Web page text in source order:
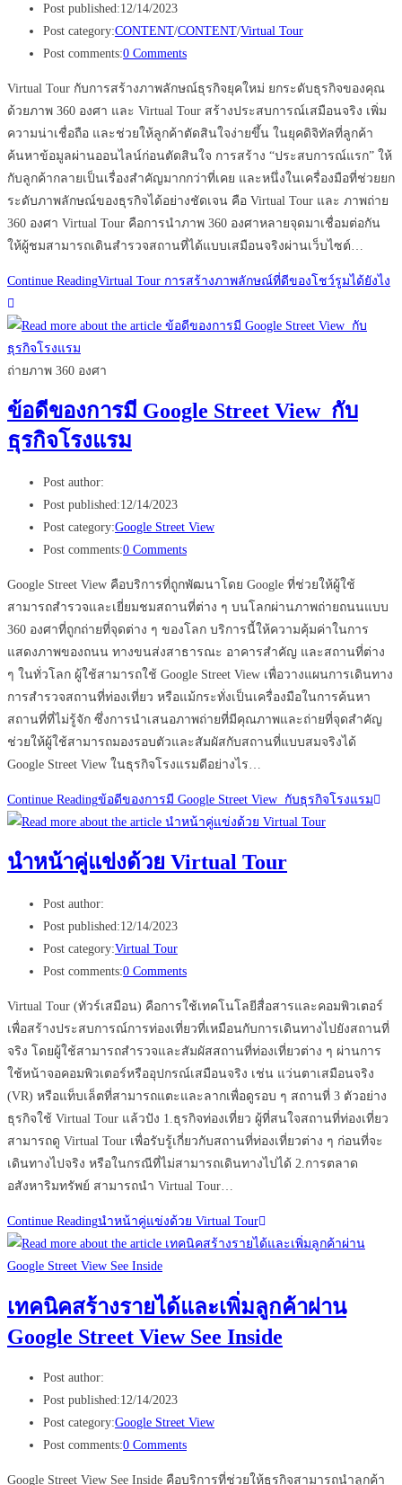
Post published:12/14/2023
Post category:CONTENT/CONTENT/Virtual Tour
Post comments:0 Comments
Virtual Tour กับการสร้างภาพลักษณ์ธุรกิจยุคใหม่ ยกระดับธุรกิจของคุณ
ด้วยภาพ 360 องศา และ Virtual Tour สร้างประสบการณ์เสมือนจริง เพิ่ม
ความน่าเชื่อถือ และช่วยให้ลูกค้าตัดสินใจง่ายขึ้น ในยุคดิจิทัลที่ลูกค้า
ค้นหาข้อมูลผ่านออนไลน์ก่อนตัดสินใจ การสร้าง “ประสบการณ์แรก” ให้
กับลูกค้ากลายเป็นเรื่องสำคัญมากกว่าที่เคย และหนึ่งในเครื่องมือที่ช่วยยก
ระดับภาพลักษณ์ของธุรกิจได้อย่างชัดเจน คือ Virtual Tour และ ภาพถ่าย
360 องศา Virtual Tour คือการนำภาพ 360 องศาหลายจุดมาเชื่อมต่อกัน
ให้ผู้ชมสามารถเดินสำรวจสถานที่ได้แบบเสมือนจริงผ่านเว็บไซต์…
Continue ReadingVirtual Tour การสร้างภาพลักษณ์ที่ดีของโชว์รูมได้ยังไง
ถ่ายภาพ 360 องศา
ข้อดีของการมี Google Street View กับ
ธุรกิจโรงแรม
Post author:
Post published:12/14/2023
Post category:Google Street View
Post comments:0 Comments
Google Street View คือบริการที่ถูกพัฒนาโดย Google ที่ช่วยให้ผู้ใช้
สามารถสำรวจและเยี่ยมชมสถานที่ต่าง ๆ บนโลกผ่านภาพถ่ายถนนแบบ
360 องศาที่ถูกถ่ายที่จุดต่าง ๆ ของโลก บริการนี้ให้ความคุ้มค่าในการ
แสดงภาพของถนน ทางขนส่งสาธารณะ อาคารสำคัญ และสถานที่ต่าง
ๆ ในทั่วโลก ผู้ใช้สามารถใช้ Google Street View เพื่อวางแผนการเดินทาง
การสำรวจสถานที่ท่องเที่ยว หรือแม้กระทั่งเป็นเครื่องมือในการค้นหา
สถานที่ที่ไม่รู้จัก ซึ่งการนำเสนอภาพถ่ายที่มีคุณภาพและถ่ายที่จุดสำคัญ
ช่วยให้ผู้ใช้สามารถมองรอบตัวและสัมผัสกับสถานที่แบบสมจริงได้
Google Street View ในธุรกิจโรงแรมดีอย่างไร…
Continue Readingข้อดีของการมี Google Street View กับธุรกิจโรงแรม
นำหน้าคู่แข่งด้วย Virtual Tour
Post author:
Post published:12/14/2023
Post category:Virtual Tour
Post comments:0 Comments
Virtual Tour (ทัวร์เสมือน) คือการใช้เทคโนโลยีสื่อสารและคอมพิวเตอร์
เพื่อสร้างประสบการณ์การท่องเที่ยวที่เหมือนกับการเดินทางไปยังสถานที่
จริง โดยผู้ใช้สามารถสำรวจและสัมผัสสถานที่ท่องเที่ยวต่าง ๆ ผ่านการ
ใช้หน้าจอคอมพิวเตอร์หรืออุปกรณ์เสมือนจริง เช่น แว่นตาเสมือนจริง
(VR) หรือแท็บเล็ตที่สามารถแตะและลากเพื่อดูรอบ ๆ สถานที่ 3 ตัวอย่าง
ธุรกิจใช้ Virtual Tour แล้วปัง 1.ธุรกิจท่องเที่ยว ผู้ที่สนใจสถานที่ท่องเที่ยว
สามารถดู Virtual Tour เพื่อรับรู้เกี่ยวกับสถานที่ท่องเที่ยวต่าง ๆ ก่อนที่จะ
เดินทางไปจริง หรือในกรณีที่ไม่สามารถเดินทางไปได้ 2.การตลาด
อสังหาริมทรัพย์ สามารถนำ Virtual Tour…
Continue Readingนำหน้าคู่แข่งด้วย Virtual Tour
เทคนิคสร้างรายได้และเพิ่มลูกค้าผ่าน
Google Street View See Inside
Post author:
Post published:12/14/2023
Post category:Google Street View
Post comments:0 Comments
Google Street View See Inside คือบริการที่ช่วยให้ธุรกิจสามารถนำลูกค้า